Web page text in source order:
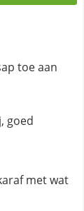
toe aan
goed
met wat